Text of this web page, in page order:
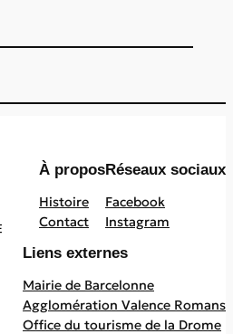
À propos
Histoire
Contact
Réseaux sociaux
Facebook
Instagram
Liens externes
Mairie de Barcelonne
Agglomération Valence Romans
Office du tourisme de la Drome